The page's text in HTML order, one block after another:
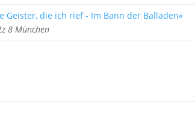
Geister, die ich rief - Im Bann der Balladen«
8 München